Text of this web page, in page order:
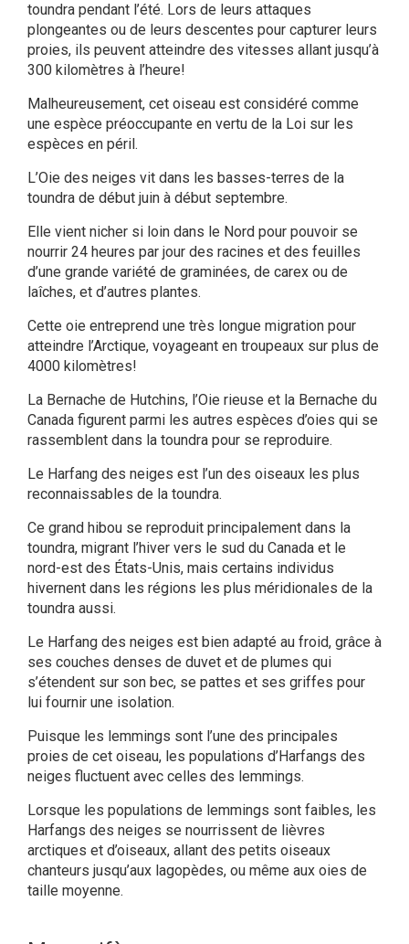
toundra pendant l’été. Lors de leurs attaques
plongeantes ou de leurs descentes pour capturer leurs
proies, ils peuvent atteindre des vitesses allant jusqu’à
300 kilomètres à l’heure!
Malheureusement, cet oiseau est considéré comme
une espèce préoccupante en vertu de la Loi sur les
espèces en péril.
L’Oie des neiges vit dans les basses-terres de la
toundra de début juin à début septembre.
Elle vient nicher si loin dans le Nord pour pouvoir se
nourrir 24 heures par jour des racines et des feuilles
d’une grande variété de graminées, de carex ou de
laîches, et d’autres plantes.
Cette oie entreprend une très longue migration pour
atteindre l’Arctique, voyageant en troupeaux sur plus de
4000 kilomètres!
La Bernache de Hutchins, l’Oie rieuse et la Bernache du
Canada figurent parmi les autres espèces d’oies qui se
rassemblent dans la toundra pour se reproduire.
Le Harfang des neiges est l’un des oiseaux les plus
reconnaissables de la toundra.
Ce grand hibou se reproduit principalement dans la
toundra, migrant l’hiver vers le sud du Canada et le
nord-est des États-Unis, mais certains individus
hivernent dans les régions les plus méridionales de la
toundra aussi.
Le Harfang des neiges est bien adapté au froid, grâce à
ses couches denses de duvet et de plumes qui
s’étendent sur son bec, se pattes et ses griffes pour
lui fournir une isolation.
Puisque les lemmings sont l’une des principales
proies de cet oiseau, les populations d’Harfangs des
neiges fluctuent avec celles des lemmings.
Lorsque les populations de lemmings sont faibles, les
Harfangs des neiges se nourrissent de lièvres
arctiques et d’oiseaux, allant des petits oiseaux
chanteurs jusqu’aux lagopèdes, ou même aux oies de
taille moyenne.